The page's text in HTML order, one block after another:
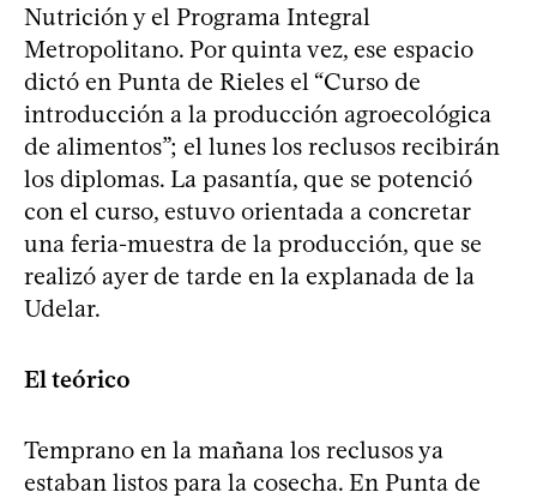
Nutrición y el Programa Integral
Metropolitano. Por quinta vez, ese espacio
dictó en Punta de Rieles el “Curso de
introducción a la producción agroecológica
de alimentos”; el lunes los reclusos recibirán
los diplomas. La pasantía, que se potenció
con el curso, estuvo orientada a concretar
una feria-muestra de la producción, que se
realizó ayer de tarde en la explanada de la
Udelar.
El teórico
Temprano en la mañana los reclusos ya
estaban listos para la cosecha. En Punta de